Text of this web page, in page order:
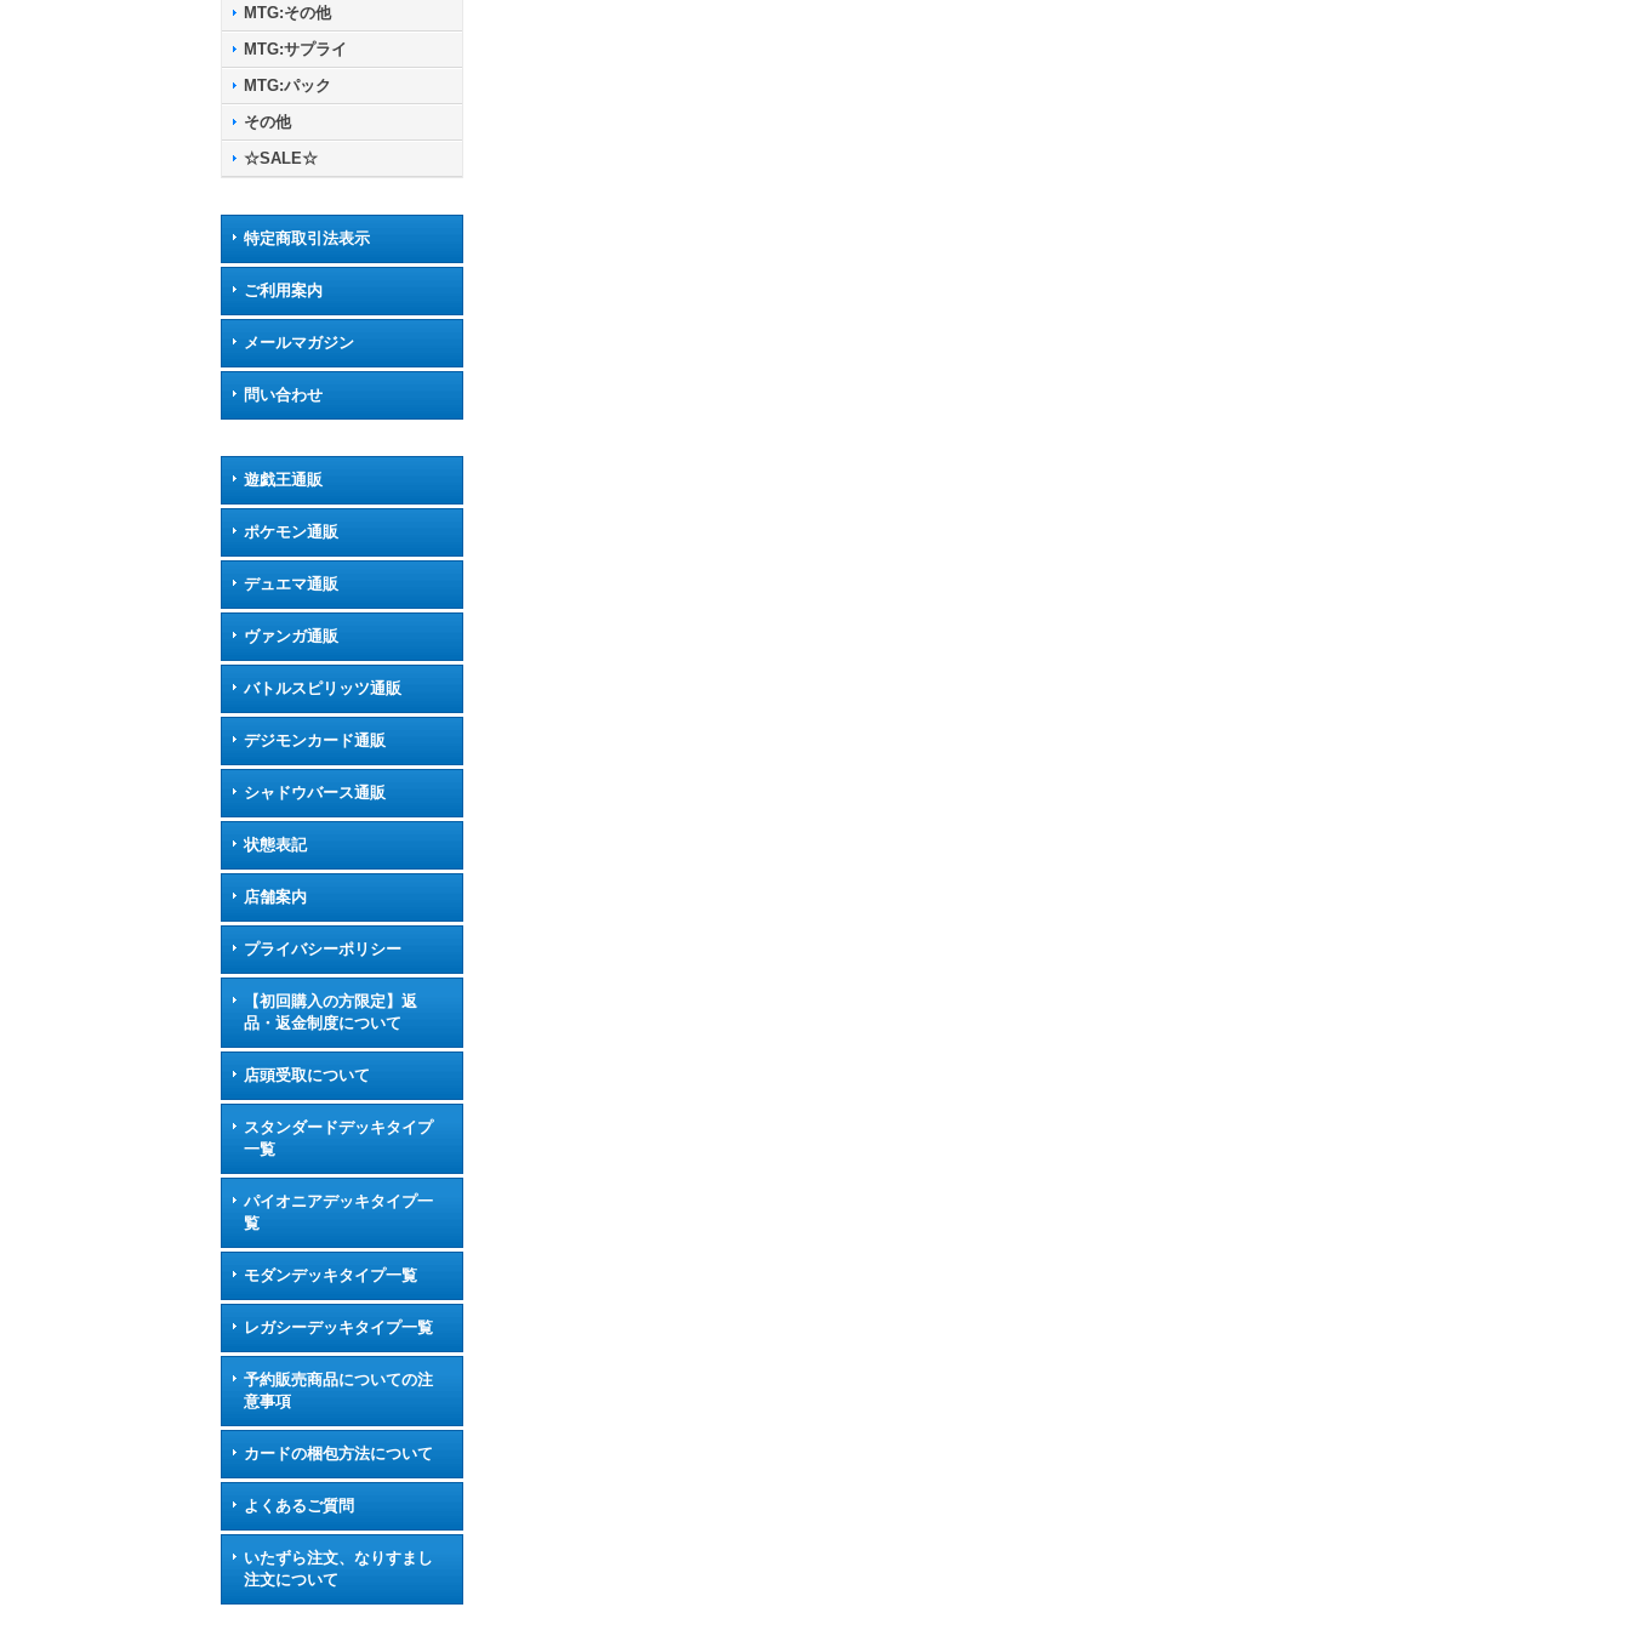
MTG:その他
MTG:サプライ
MTG:パック
その他
☆SALE☆
特定商取引法表示
ご利用案内
メールマガジン
問い合わせ
遊戯王通販
ポケモン通販
デュエマ通販
ヴァンガ通販
バトルスピリッツ通販
デジモンカード通販
シャドウバース通販
状態表記
店舗案内
プライバシーポリシー
【初回購入の方限定】返
品・返金制度について
店頭受取について
スタンダードデッキタイプ
一覧
パイオニアデッキタイプ一
覧
モダンデッキタイプ一覧
レガシーデッキタイプ一覧
予約販売商品についての注
意事項
カードの梱包方法について
よくあるご質問
いたずら注文、なりすまし
注文について